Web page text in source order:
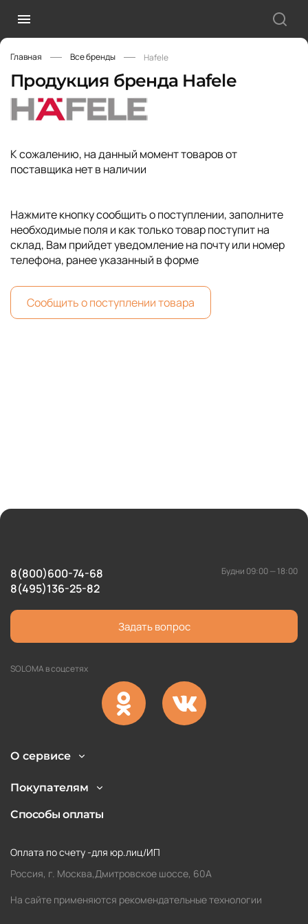
Главная Все бренды Hafele
Продукция бренда Hafele
К сожалению, на данный момент товаров от
поставщика нет в наличии
Нажмите кнопку сообщить о поступлении, заполните
необходимые поля и как только товар поступит на
склад, Вам прийдет уведомление на почту или номер
телефона, ранее указанный в форме
Сообщить о поступлении товара
8(800)600-74-68
8(495)136-25-82
Будни 09:00 — 18:00
Задать вопрос
SOLOMA в соцсетях
О сервисе
Покупателям
Способы оплаты
Оплата по счету -для юр.лиц/ИП
Россия, г. Москва,Дмитровское шоссе, 60А
На сайте применяются рекомендательные технологии